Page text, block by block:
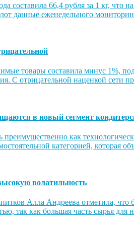
составила 66,4 рубля за 1 кг,
данные еженедельного
товары составила минус
С отрицательной наценкой сети
в новый сегмент
как
категорией, которая
волатильность
Алла Андреева отметила,
так как большая часть сырья для